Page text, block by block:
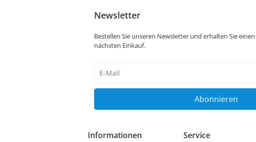
Newsletter
Bestellen Sie unseren Newsletter und erhalten Sie einen
nächsten Einkauf.
Honig
Abonnieren
Informationen Service